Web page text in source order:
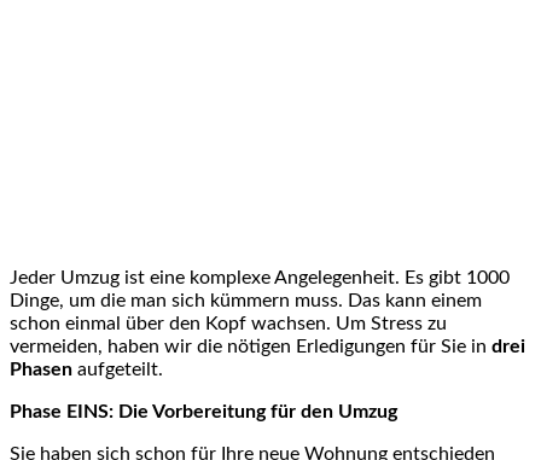
Jeder Umzug ist eine komplexe Angelegenheit. Es gibt 1000
Dinge, um die man sich kümmern muss. Das kann einem
schon einmal über den Kopf wachsen. Um Stress zu
vermeiden, haben wir die nötigen Erledigungen für Sie in drei
Phasen aufgeteilt.
Phase EINS: Die Vorbereitung für den Umzug
Sie haben sich schon für Ihre neue Wohnung entschieden